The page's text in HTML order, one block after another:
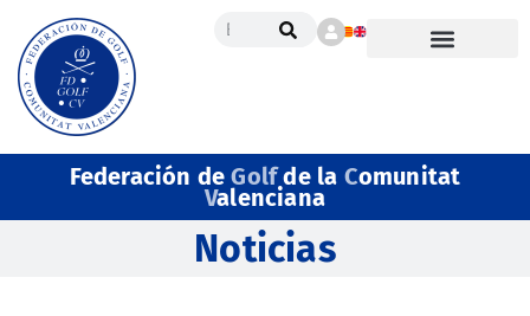
Federación deGolfde la Comunitat
Valenciana
Noticias